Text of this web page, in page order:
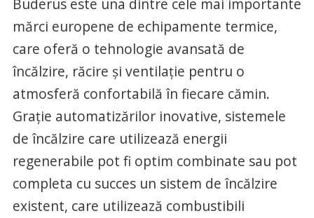
Buderus este una dintre cele mai importante
mărci europene de echipamente termice,
care oferă o tehnologie avansată de
încălzire, răcire şi ventilaţie pentru o
atmosferă confortabilă în fiecare cămin.
Graţie automatizărilor inovative, sistemele
de încălzire care utilizează energii
regenerabile pot fi optim combinate sau pot
completa cu succes un sistem de încălzire
existent, care utilizează combustibili